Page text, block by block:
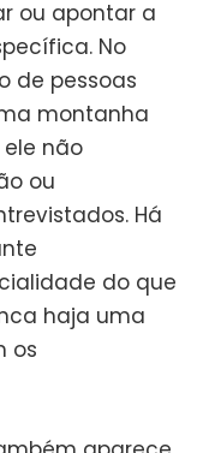
ou apontar a
No
de pessoas
montanha
não
ou
Há
do que
haja uma
os